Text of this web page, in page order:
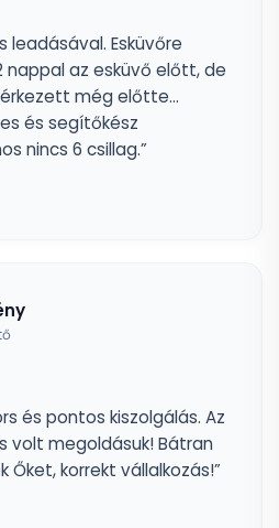
leadásával. Esküvőre
az esküvő előtt, de
még előtte...
és segítőkész
nincs 6 csillag.”
és pontos kiszolgálás. Az
volt megoldásuk! Bátran
Őket, korrekt vállalkozás!”